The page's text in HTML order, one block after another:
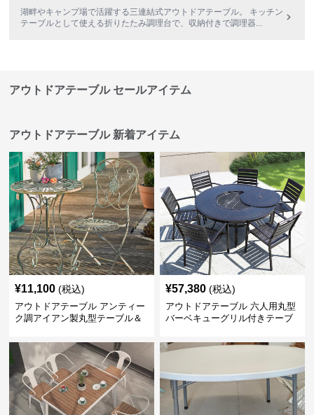
湖畔やキャンプ場で活躍する三連結式アウトドアテーブル。 キッチン
テーブルとして使える折りたたみ調理台で、収納付きで調理器
アウトドアテーブル セールアイテム
アウトドアテーブル 新着アイテム
¥11,100 (税込)
アウトドアテーブル アンティー
ク調アイアン製丸型テーブル＆
¥57,380 (税込)
アウトドアテーブル 六人用丸型
バーベキューグリル付きテーブ